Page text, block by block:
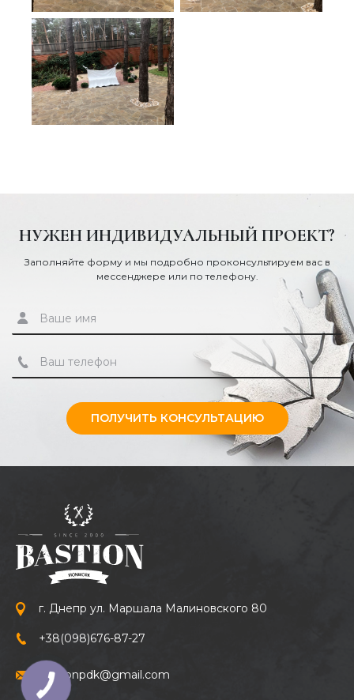
НУЖЕН ИНДИВИДУАЛЬНЫЙ ПРОЕКТ?
Заполняйте форму и мы подробно проконсультируем вас в
мессенджере или по телефону.
ПОЛУЧИТЬ КОНСУЛЬТАЦИЮ
г. Днепр ул. Маршала Малиновского 80
+38(098)676-87-27
bastionpdk@gmail.com